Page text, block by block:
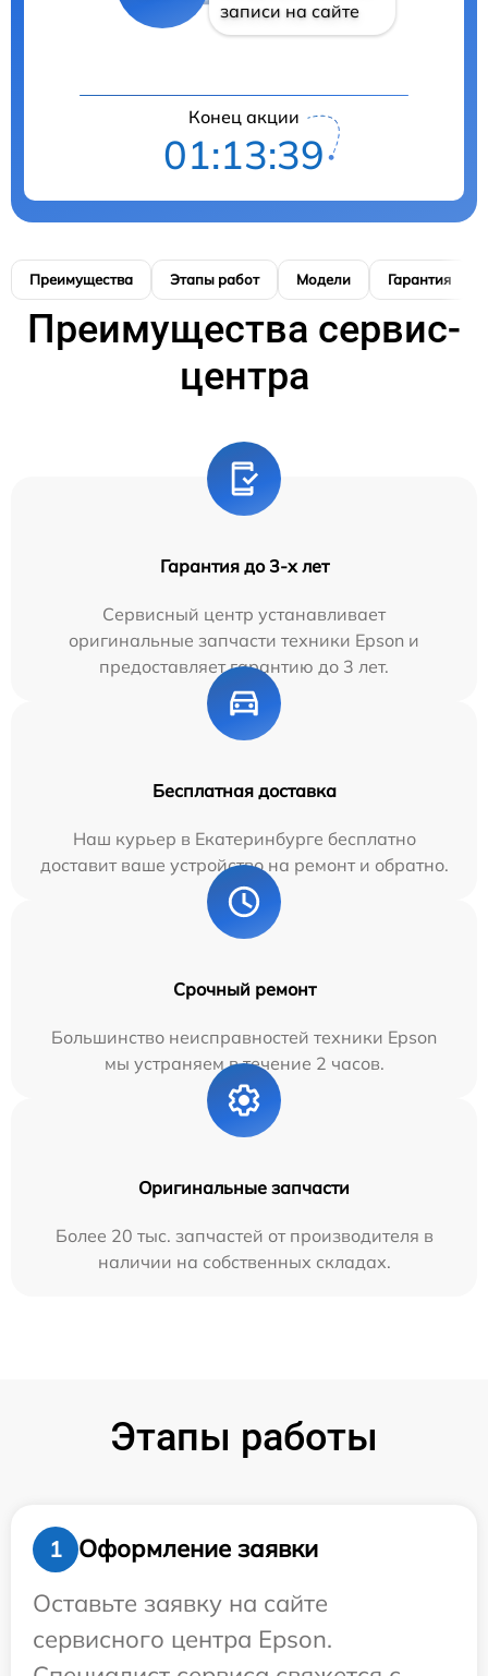
записи на сайте
Конец акции
01:13:38
Преимущества Этапы работ Модели Гарантия
Преимущества сервис-
центра
Гарантия до 3-х лет
Сервисный центр устанавливает
оригинальные запчасти техники Epson и
предоставляет гарантию до 3 лет.
Бесплатная доставка
Наш курьер в Екатеринбурге бесплатно
доставит ваше устройство на ремонт и обратно.
Срочный ремонт
Большинство неисправностей техники Epson
мы устраняем в течение 2 часов.
Оригинальные запчасти
Более 20 тыс. запчастей от производителя в
наличии на собственных складах.
Этапы работы
1
Оформление заявки
Оставьте заявку на сайте
сервисного центра Epson.